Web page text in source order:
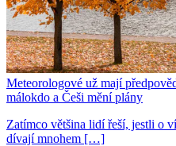
Meteorologové už mají
málokdo a Češi mění plány
Zatímco většina lidí řeší, jestli o
dívají mnohem […]